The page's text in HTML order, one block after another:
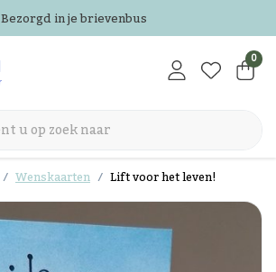
Bezorgd in je brievenbus
0
Wenskaarten Lift voor het leven!